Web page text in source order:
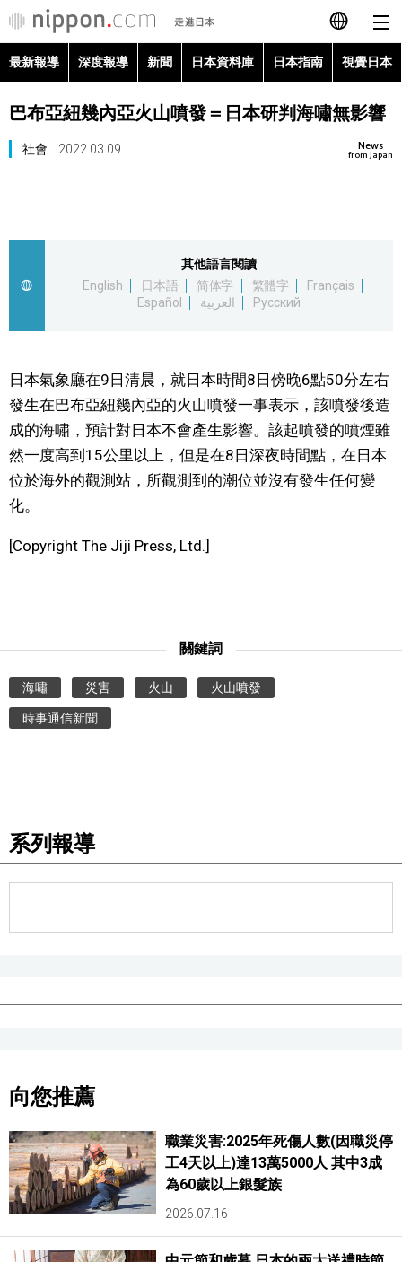
日本語
English
العربية
日本指南
視覺日本
臺灣香港
政治外交
社會
文化
科學技術
教育
工作勞動
家庭
醫療健康
最新報導 深度報導 新聞 日本資料庫 日本指南 視覺日本
巴布亞紐幾內亞火山噴發＝日本研判海嘯無影響
News
from Japan
社會 2022.03.09
其他語言閱讀
English
日本語 简体字 繁體字
Français
Español
العربية Русский
日本氣象廳在9日清晨，就日本時間8日傍晚6點50分左右
發生在巴布亞紐幾內亞的火山噴發一事表示，該噴發後造
成的海嘯，預計對日本不會產生影響。該起噴發的噴煙雖
然一度高到15公里以上，但是在8日深夜時間點，在日本
位於海外的觀測站，所觀測到的潮位並沒有發生任何變
化。
[Copyright The Jiji Press, Ltd.]
關鍵詞
海嘯 災害 火山 火山噴發
時事通信新聞
系列報導
向您推薦
職業災害:2025年死傷人數(因職災停
工4天以上)達13萬5000人 其中3成
為60歲以上銀髮族
2026.07.16